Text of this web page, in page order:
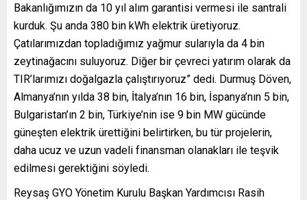
Bakanlığımızın da 10 yıl alım garantisi vermesi ile santrali
kurduk. Şu anda 380 bin kWh elektrik üretiyoruz.
Çatılarımızdan topladığımız yağmur sularıyla da 4 bin
zeytinağacını suluyoruz. Diğer bir çevreci yatırım olarak da
TIR’larımızı doğalgazla çalıştırıyoruz” dedi. Durmuş Döven,
Almanya’nın yılda 38 bin, İtalya’nın 16 bin, İspanya’nın 5 bin,
Bulgaristan’ın 2 bin, Türkiye’nin ise 9 bin MW gücünde
güneşten elektrik ürettiğini belirtirken, bu tür projelerin,
daha ucuz ve uzun vadeli finansman olanakları ile teşvik
edilmesi gerektiğini söyledi.
Reysaş GYO Yönetim Kurulu Başkan Yardımcısı Rasih